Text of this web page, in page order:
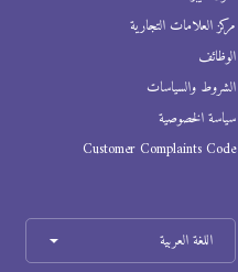
مركز العلامات التجارية
الوظائف
الشروط والسياسات
سياسة الخصوصية
Customer Complaints Code
اللغة العربية